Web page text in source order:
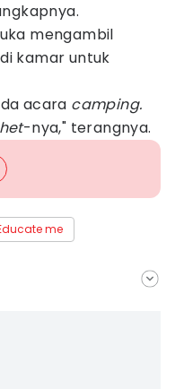
mengambil
kamar untuk
acara camping.
-nya," terangnya.
me